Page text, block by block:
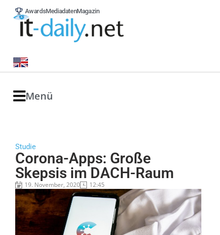
AwardsMediadatenMagazin
Menü
Studie
Corona-Apps: Große
Skepsis im DACH-Raum
19. November, 2020 12:45